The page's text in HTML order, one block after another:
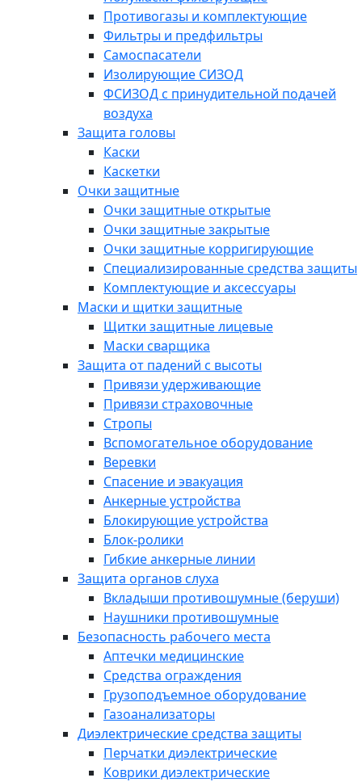
Противогазы и комплектующие
Фильтры и предфильтры
Самоспасатели
Изолирующие СИЗОД
ФСИЗОД с принудительной подачей
воздуха
Защита головы
Каски
Каскетки
Очки защитные
Очки защитные открытые
Очки защитные закрытые
Очки защитные корригирующие
Специализированные средства защиты
Комплектующие и аксессуары
Маски и щитки защитные
Щитки защитные лицевые
Маски сварщика
Защита от падений с высоты
Привязи удерживающие
Привязи страховочные
Стропы
Вспомогательное оборудование
Веревки
Спасение и эвакуация
Анкерные устройства
Блокирующие устройства
Блок-ролики
Гибкие анкерные линии
Защита органов слуха
Вкладыши противошумные (беруши)
Наушники противошумные
Безопасность рабочего места
Аптечки медицинские
Средства ограждения
Грузоподъемное оборудование
Газоанализаторы
Диэлектрические средства защиты
Перчатки диэлектрические
Коврики диэлектрические